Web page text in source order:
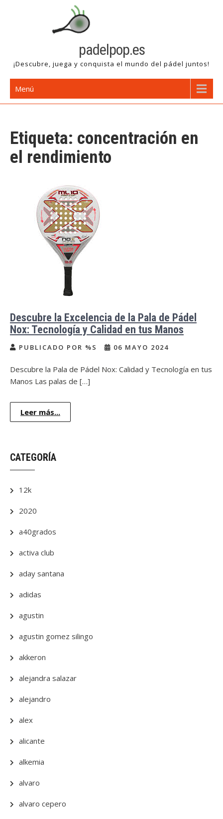
padelpop.es
¡Descubre, juega y conquista el mundo del pádel juntos!
Menú
Etiqueta: concentración en
el rendimiento
Descubre la Excelencia de la Pala de Pádel
Nox: Tecnología y Calidad en tus Manos
PUBLICADO POR %S 06 MAYO 2024
Descubre la Pala de Pádel Nox: Calidad y Tecnología en tus
Manos Las palas de […]
Leer más...
CATEGORÍA
12k
2020
a40grados
activa club
aday santana
adidas
agustin
agustin gomez silingo
akkeron
alejandra salazar
alejandro
alex
alicante
alkemia
alvaro
alvaro cepero